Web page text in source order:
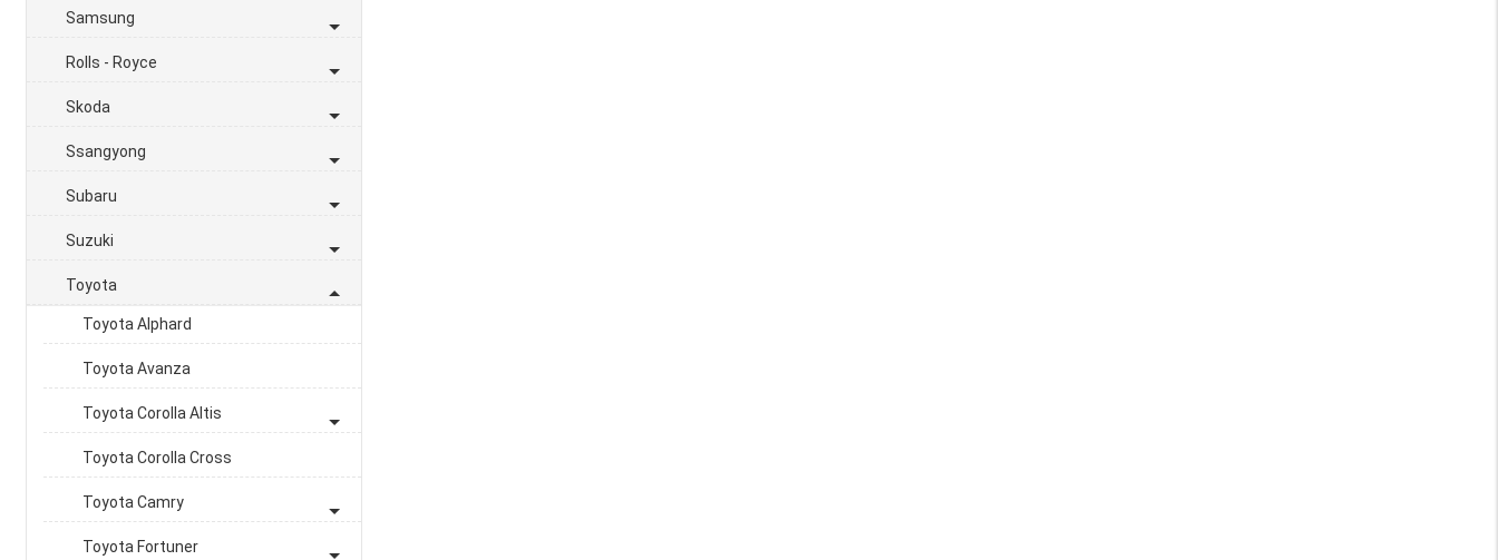
Samsung
Rolls - Royce
Skoda
Ssangyong
Subaru
Suzuki
Toyota
Toyota Alphard
Toyota Avanza
Toyota Corolla Altis
Toyota Corolla Cross
Toyota Camry
Toyota Fortuner